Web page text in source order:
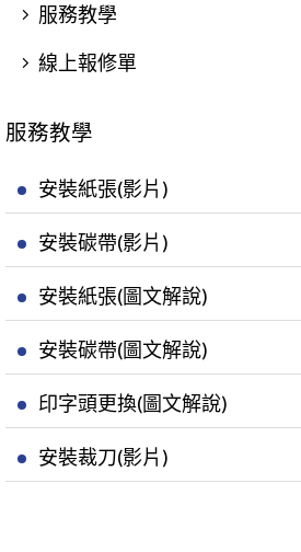
服務教學
線上報修單
服務教學
安裝紙張(影片)
安裝碳帶(影片)
安裝紙張(圖文解說)
安裝碳帶(圖文解說)
印字頭更換(圖文解說)
安裝裁刀(影片)